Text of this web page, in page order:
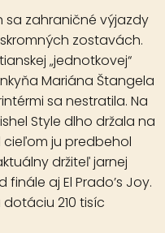
zahraničné výjazdy
zostavách.
„jednotkovej“
Mariána Štangela
sa nestratila. Na
Style dlho držala na
cieľom ju predbehol
držiteľ jarnej
aj El Prado’s Joy.
210 tisíc